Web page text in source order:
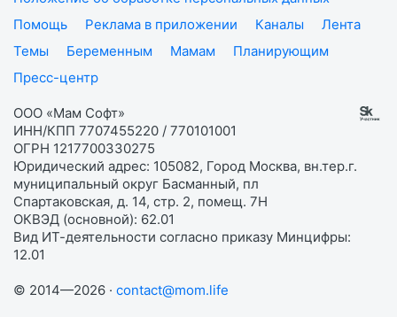
Помощь
Реклама в приложении Каналы
Лента
Темы
Беременным Мамам
Планирующим
Пресс-центр
ООО «Мам Софт»
ИНН/КПП 7707455220 / 770101001
ОГРН 1217700330275
Юридический адрес: 105082, Город Москва, вн.тер.г.
муниципальный округ Басманный, пл
Спартаковская, д. 14, стр. 2, помещ. 7Н
ОКВЭД (основной): 62.01
Вид ИТ-деятельности согласно приказу Минцифры:
12.01
© 2014—2026 · contact@mom.life